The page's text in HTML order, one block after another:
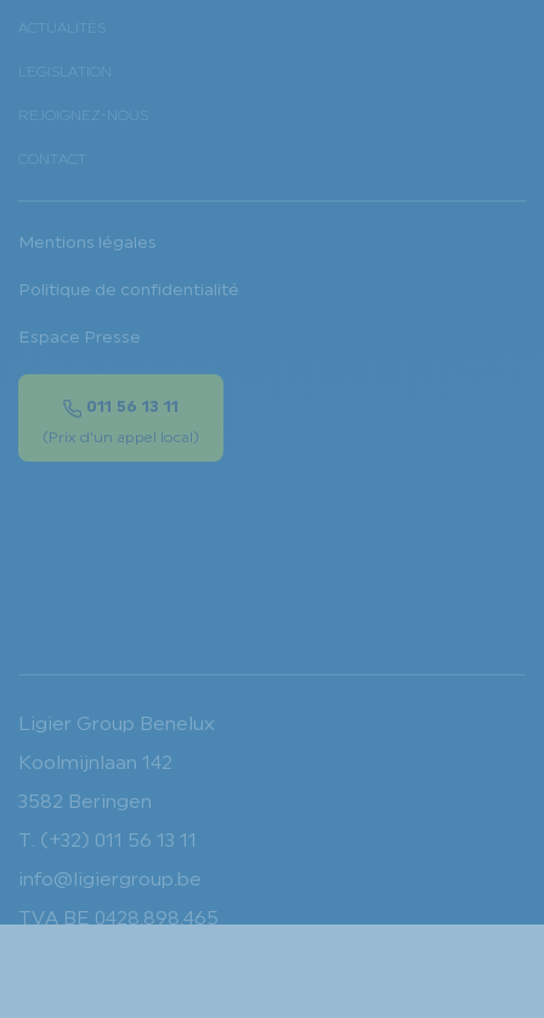
ACTUALITÉS
LEGISLATION
REJOIGNEZ-NOUS
CONTACT
Mentions légales
Politique de confidentialité
Espace Presse
011 56 13 11
(Prix d'un appel local)
Ligier Group Benelux
Koolmijnlaan 142
3582 Beringen
T. (+32) 011 56 13 11
info@ligiergroup.be
TVA BE 0428.898.465